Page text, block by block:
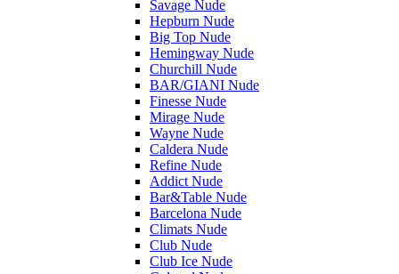
Savage Nude
Hepburn Nude
Big Top Nude
Hemingway Nude
Churchill Nude
BAR/GIANI Nude
Finesse Nude
Mirage Nude
Wayne Nude
Caldera Nude
Refine Nude
Addict Nude
Bar&Table Nude
Barcelona Nude
Climats Nude
Club Nude
Club Ice Nude